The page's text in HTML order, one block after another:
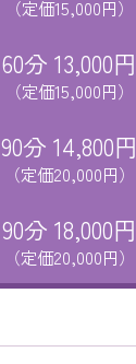
（定価15,000円）
60分 13,000円
（定価15,000円）
90分 14,800円
（定価20,000円）
90分 18,000円
（定価20,000円）